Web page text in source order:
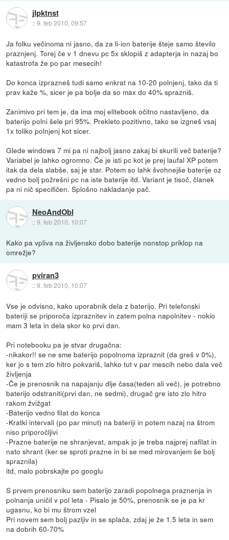
jlpktnst
::9. feb 2010, 09:57
Ja folku večinoma ni jasno, da za li-ion baterije šteje samo število
praznjenj. Torej če v 1 dnevu pc 5x sklopiš z adapterja in nazaj bo
katastrofa že po par mesecih!
Do konca izprazneš tudi samo enkrat na 10-20 polnjenj, tako da ti
prav kaže %, sicer je pa bolje da so max do 40% sprazniš.
Zanimivo pri tem je, da ima moj elitebook očitno nastavljeno, da
baterijo polni šele pri 95%. Prekleto pozitivno, tako se izgneš vsaj
1x toliko polnjenj kot sicer.
Glede windows 7 mi pa ni najbolj jasno zakaj bi skurili več baterije?
Variabel je lahko ogromno. Če je isti pc kot je prej laufal XP potem
itak da dela slabše, saj je star. Potem so lahk švohnejše baterije oz
vedno bolj požrešni pc na iste baterije itd. Variant je tisoč, članek
pa ni nič specifičen. Splošno nakladanje pač.
NeoAndObl
::9. feb 2010, 10:07
Kako pa vpliva na življensko dobo baterije nonstop priklop na
omrežje?
pviran3
::9. feb 2010, 10:07
Vse je odvisno, kako uporabnik dela z baterijo. Pri telefonski
bateriji se priporoča izpraznitev in zatem polna napolnitev - nokio
mam 3 leta in dela skor ko prvi dan.
Pri notebooku pa je stvar drugačna:
-nikakor!! se ne sme baterijo popolnoma izpraznit (da greš v 0%),
ker jo s tem zlo hitro pokvariš, lahko tut v par mescih nebo dala več
življenja
-Če je prenosnik na napajanju dlje časa(teden ali več), je potrebno
baterijo odstraniti(prvi dan, ne sedmi), drugač gre isto zlo hitro
rakom žvižgat
-Baterijo vedno filat do konca
-Kratki intervali (po par minut) na bateriji in potem nazaj na štrom
niso priporočljivi
-Prazne baterije ne shranjevat, ampak jo je treba najprej nafilat in
nato shrant (ker se sproti prazne in bi se med mirovanjem še bolj
spraznila)
itd, malo pobrskajte po googlu
S prvem prenosniku sem baterijo zaradi popolnega praznenja in
polnanja uničil v pol leta - Pisalo je 50%, prenosnik se je pa kr
ugasnu, ko bi mu štrom vzel
Pri novem sem bolj pazljiv in se splača, zdaj je že 1.5 leta in sem
na dobrih 60-70%